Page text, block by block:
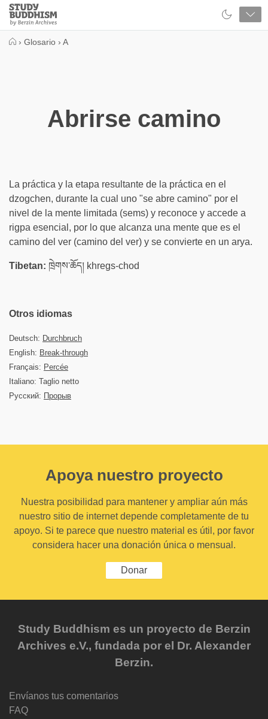
Close
Study
Buddhism
› Glosario › A
Abrirse camino
La práctica y la etapa resultante de la práctica en el
dzogchen, durante la cual uno "se abre camino" por el
nivel de la mente limitada (sems) y reconoce y accede a
rigpa esencial, por lo que alcanza una mente que es el
camino del ver (camino del ver) y se convierte en un arya.
Tibetan: ཁྲེགས་ཆོད། khregs-chod
Otros idiomas
Deutsch: Durchbruch
English: Break-through
Français: Percée
Italiano: Taglio netto
Русский: Прорыв
Apoya nuestro proyecto
Nuestra posibilidad para mantener y ampliar aún más
nuestro sitio de internet depende completamente de tu
apoyo. Si te parece que nuestro material es útil, por favor
considera hacer una donación única o mensual.
Donar
Study Buddhism es un proyecto de Berzin
Archives e.V., fundada por el Dr. Alexander
Berzin.
Envíanos tus comentarios
FAQ